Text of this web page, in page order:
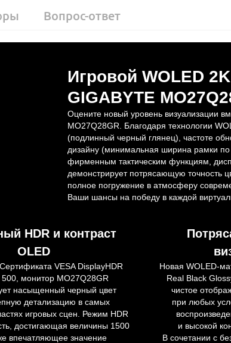
Вопрос-ответ
Игровой WOLED
GIGABYTE
Оцените новый уровень визуализации
MO27Q28GR. Благодаря технологии
(подлинный черный глянец), частоте
дизайну (минимальная ширина рамки по
фирменным тактическим функциям,
демонстрирует потрясающую точность
полное погружение в атмосферу
Ваши шансы на победу в каждой
HDR и контраст
OLED
VESA DisplayHDR
монитор MO27Q28GR
насыщенный черный цвет
детализацию в самых
игровых сцен. Режим HDR
достигающая величины 1500
впечатляющее значение
Новая WOLED-
Real Black
чистое
при любых
и высокой
В сочетании с